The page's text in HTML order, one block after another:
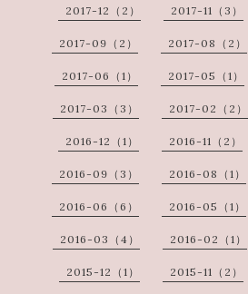
2017-12（2） 2017-11（3）
2017-09（2） 2017-08（2）
2017-06（1） 2017-05（1）
2017-03（3） 2017-02（2）
2016-12（1） 2016-11（2）
2016-09（3） 2016-08（1）
2016-06（6） 2016-05（1）
2016-03（4） 2016-02（1）
2015-12（1） 2015-11（2）